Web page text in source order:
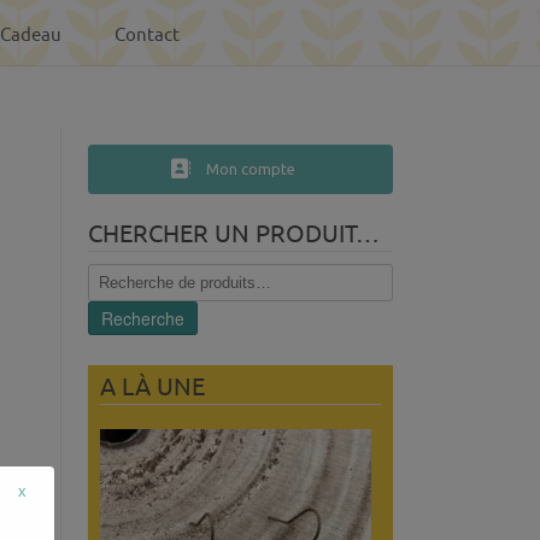
Contact
Mon compte
CHERCHER UN PRODUIT…
Recherche
pour :
Recherche
A LÀ UNE
x